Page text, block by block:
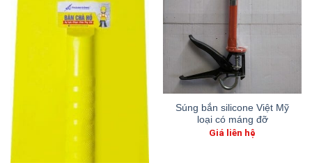
Súng bắn silicone Việt Mỹ
loại có máng đỡ
Giá liên hệ